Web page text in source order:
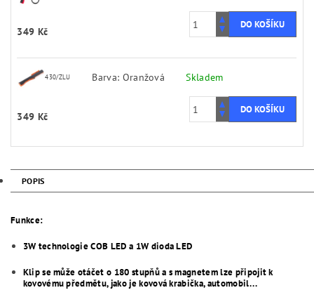
349 Kč
430/ZLU Barva: Oranžová Skladem
349 Kč
POPIS
Funkce:
3W technologie COB LED a 1W dioda LED
Klip se může otáčet o 180 stupňů a s magnetem lze připojit k
kovovému předmětu, jako je kovová krabička, automobil. ..